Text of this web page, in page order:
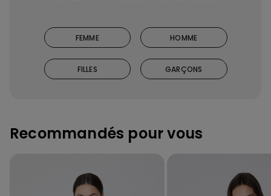
FEMME HOMME
FILLES GARÇONS
Recommandés pour vous